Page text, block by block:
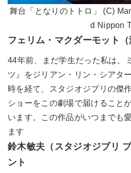
舞台「となりのトトロ」 (C)
d Nippon
フェリム・マクダーモット
44年前、まだ学生だった私は、
ツ』をジリアン・リン・シアタ
時を経て、スタジオジブリの傑
ショーをこの劇場で届けること
います。この作品がいつまでも
ます
鈴木敏夫（スタジオジブリ
ント